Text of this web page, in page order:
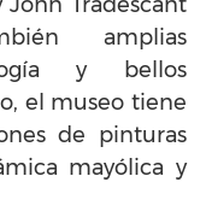
amplias
y bellos
el museo tiene
de pinturas
mayólica y